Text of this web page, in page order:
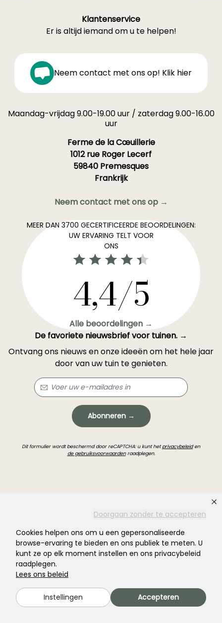
Doorgaan zonder te accepteren
Cookies helpen ons om u een gepersonaliseerde
browse-ervaring te bieden en ons publiek te meten. U
kunt ze op elk moment instellen en ons privacybeleid
raadplegen.
Lees ons beleid
Instellingen Accepteren
Klantenservice
Er is altijd iemand om u te helpen!
Neem contact met ons op! Klik hier
Maandag-vrijdag 9.00-19.00 uur / zaterdag 9.00-16.00
uur
Ferme de la Cœuillerie
1012 rue Roger Lecerf
59840 Premesques
Frankrijk
Neem contact met ons op →
MEER DAN 3700 GECERTIFICEERDE BEOORDELINGEN:
UW ERVARING TELT VOOR
ONS
4,4/5
Alle beoordelingen →
De favoriete nieuwsbrief voor tuinen. →
Ontvang ons nieuws en onze ideeën om het hele jaar
door van uw tuin te genieten.
Abonneren →
Dit formulier wordt beschermd door reCAPTCHA: u kunt hetprivacybeleiden
de gebruiksvoorwaardenraadplegen.
Heeft u niet gevonden wat u zocht?